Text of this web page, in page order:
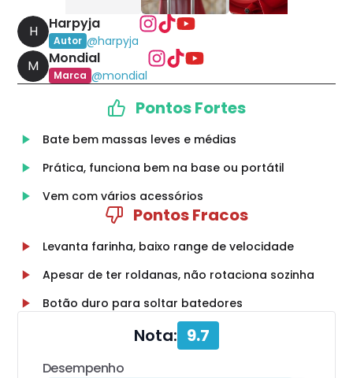
H Harpyja
Autor @harpyja
M Mondial
Marca @mondial
Pontos Fortes
Bate bem massas leves e médias
Prática, funciona bem na base ou portátil
Vem com vários acessórios
Pontos Fracos
Levanta farinha, baixo range de velocidade
Apesar de ter roldanas, não rotaciona sozinha
Botão duro para soltar batedores
Nota: 9.7
Desempenho